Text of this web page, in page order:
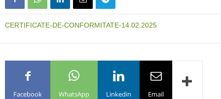
CERTIFICATE-DE-CONFORMITATE-14.02.2025
Facebook WhatsApp Linkedin Email